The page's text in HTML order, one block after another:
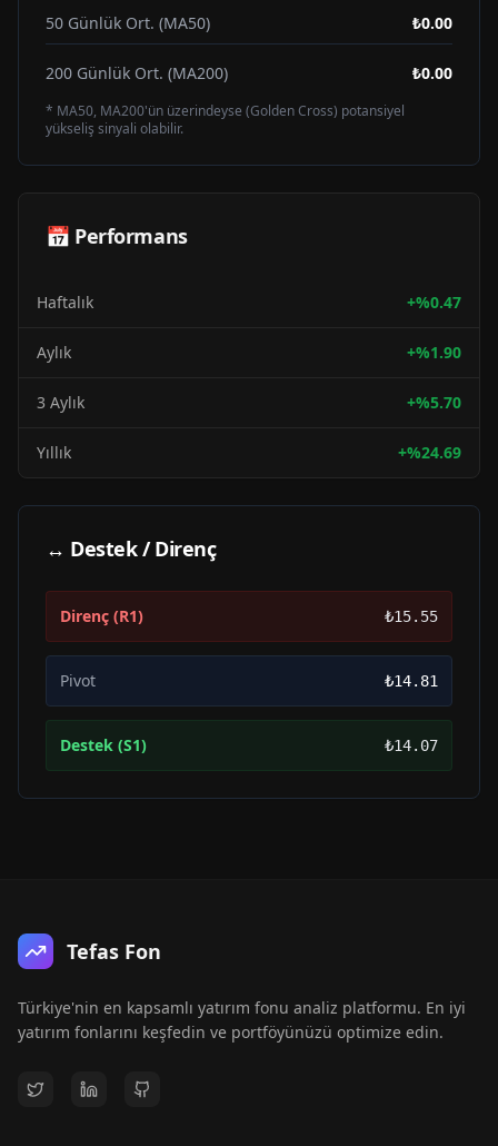
50 Günlük Ort. (MA50) ₺0.00
200 Günlük Ort. (MA200) ₺0.00
* MA50, MA200'ün üzerindeyse (Golden Cross) potansiyel
yükseliş sinyali olabilir.
📅 Performans
Haftalık +%0.47
Aylık +%1.90
3 Aylık +%5.70
Yıllık +%24.69
↔ Destek / Direnç
Direnç (R1) ₺15.55
Pivot ₺14.81
Destek (S1) ₺14.07
Tefas Fon
Türkiye'nin en kapsamlı yatırım fonu analiz platformu. En iyi
yatırım fonlarını keşfedin ve portföyünüzü optimize edin.